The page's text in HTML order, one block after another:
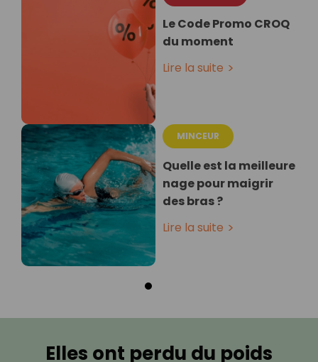
Le Code Promo CROQ
du moment
Lire la suite
MINCEUR
Quelle est la meilleure
nage pour maigrir
des bras ?
Lire la suite
Elles ont perdu du poids